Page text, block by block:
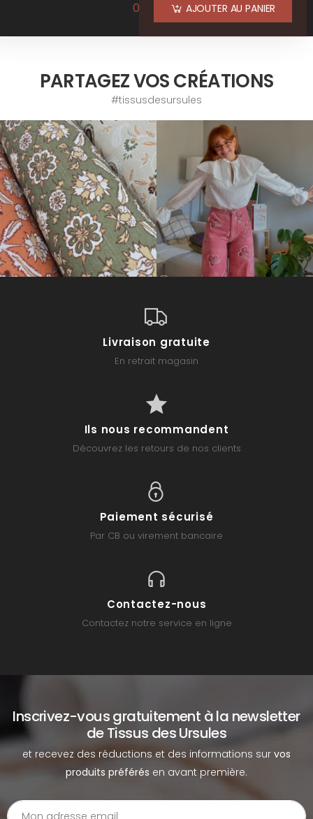
0 AJOUTER AU PANIER
PARTAGEZ VOS CRÉATIONS
#tissusdesursules
Livraison gratuite
En retrait magasin
Ils nous recommandent
Découvrez les retours de nos clients
Paiement sécurisé
Par CB ou virement bancaire
Contactez-nous
Contactez notre service en ligne
Inscrivez-vous gratuitement à la newsletter
de Tissus des Ursules
et recevez des réductions et des informations sur vos
produits préférés en avant première.